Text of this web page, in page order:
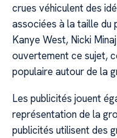
crues véhiculent des
associées à la taille du
Kanye West, Nicki
ouvertement ce sujet,
populaire autour de la
Les publicités jouent
représentation de la
publicités utilisent des